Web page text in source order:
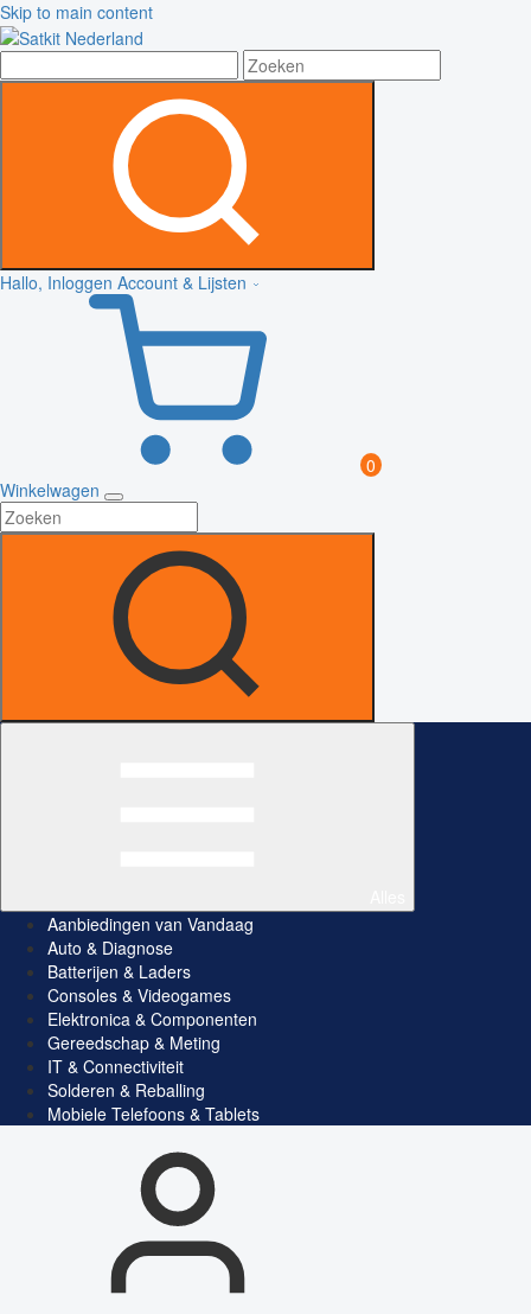
Skip to main content
Hallo, Inloggen Account & Lijsten
0
Winkelwagen
Aanbiedingen van Vandaag
Auto & Diagnose
Batterijen & Laders
Consoles & Videogames
Elektronica & Componenten
Gereedschap & Meting
IT & Connectiviteit
Solderen & Reballing
Mobiele Telefoons & Tablets